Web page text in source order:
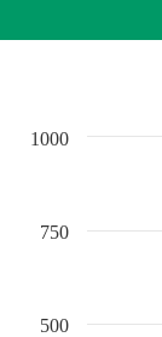
500
750
1000